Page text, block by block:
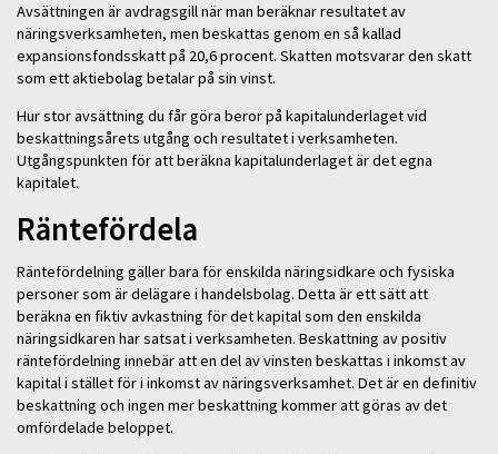
Avsättningen är avdragsgill när man beräknar resultatet av
näringsverksamheten, men beskattas genom en så kallad
expansionsfondsskatt på 20,6 procent. Skatten motsvarar den skatt
som ett aktiebolag betalar på sin vinst.
Hur stor avsättning du får göra beror på kapitalunderlaget vid
beskattningsårets utgång och resultatet i verksamheten.
Utgångspunkten för att beräkna kapitalunderlaget är det egna
kapitalet.
Räntefördela
Räntefördelning gäller bara för enskilda näringsidkare och fysiska
personer som är delägare i handelsbolag. Detta är ett sätt att
beräkna en fiktiv avkastning för det kapital som den enskilda
näringsidkaren har satsat i verksamheten. Beskattning av positiv
räntefördelning innebär att en del av vinsten beskattas i inkomst av
kapital i stället för i inkomst av näringsverksamhet. Det är en definitiv
beskattning och ingen mer beskattning kommer att göras av det
omfördelade beloppet.